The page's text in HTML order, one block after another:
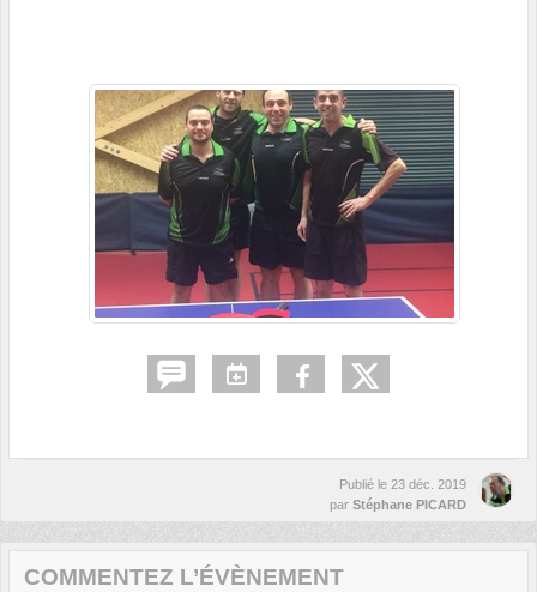
Publié le 23 déc. 2019
par Stéphane PICARD
COMMENTEZ L’ÉVÈNEMENT